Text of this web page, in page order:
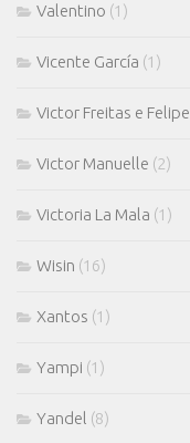
Valentino (1)
Vicente García (1)
Victor Freitas e Felipe
Victor Manuelle (2)
Victoria La Mala (1)
Wisin (16)
Xantos (1)
Yampi (1)
Yandel (8)